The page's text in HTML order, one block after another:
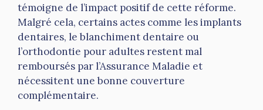
témoigne de l’impact positif de cette réforme.
Malgré cela, certains actes comme les implants
dentaires, le blanchiment dentaire ou
l’orthodontie pour adultes restent mal
remboursés par l’Assurance Maladie et
nécessitent une bonne couverture
complémentaire.